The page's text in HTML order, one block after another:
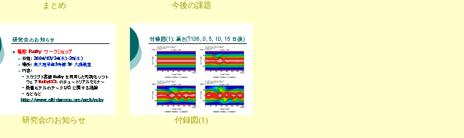
まとめ 今後の課題
研究会のお知らせ 付録図(1)